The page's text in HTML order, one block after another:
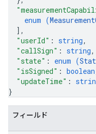
enum (
] ,
"userId" : string,
"callSign" : string,
"state" : enum (
"isSigned" : boolean
"updateTime" :
}
フィールド